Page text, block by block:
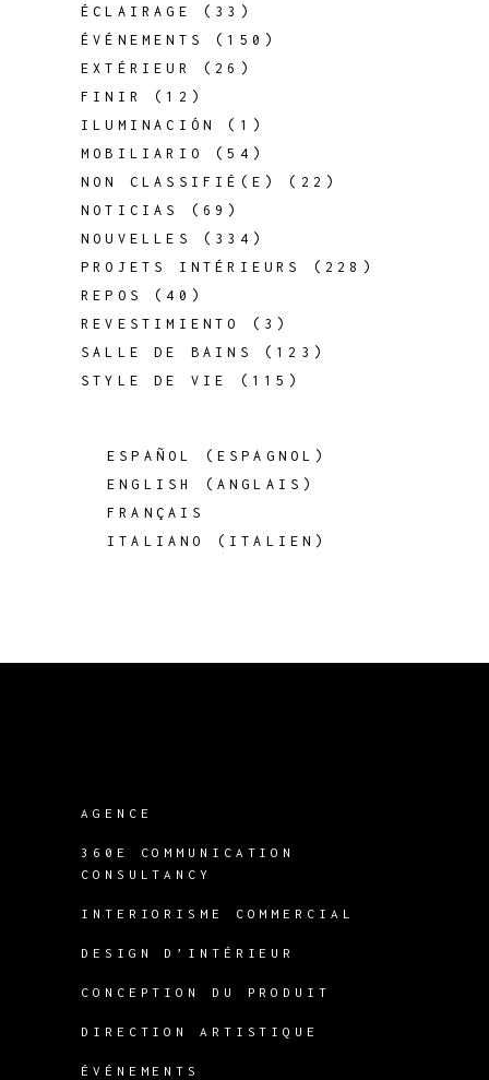
ÉCLAIRAGE
(33)
ÉVÉNEMENTS
(150)
EXTÉRIEUR
(26)
FINIR
(12)
ILUMINACIÓN
(1)
MOBILIARIO
(54)
NON CLASSIFIÉ(E)
(22)
NOTICIAS
(69)
NOUVELLES
(334)
PROJETS INTÉRIEURS
(228)
REPOS
(40)
REVESTIMIENTO
(3)
SALLE DE BAINS
(123)
STYLE DE VIE
(115)
ESPAÑOL ( ESPAGNOL )
ENGLISH
( ANGLAIS )
FRANÇAIS
ITALIANO
( ITALIEN )
AGENCE
360E COMMUNICATION
CONSULTANCY
INTERIORISME COMMERCIAL
DESIGN D’INTÉRIEUR
CONCEPTION DU PRODUIT
DIRECTION ARTISTIQUE
ÉVÉNEMENTS